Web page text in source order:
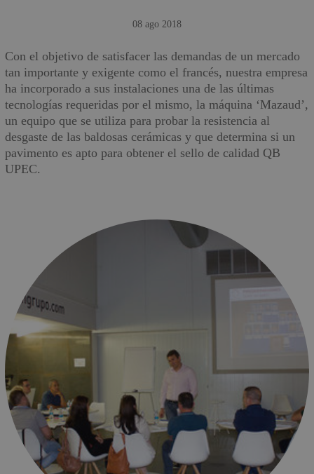
08 ago 2018
Con el objetivo de satisfacer las demandas de un mercado
tan importante y exigente como el francés, nuestra empresa
ha incorporado a sus instalaciones una de las últimas
tecnologías requeridas por el mismo, la máquina ‘Mazaud’,
un equipo que se utiliza para probar la resistencia al
desgaste de las baldosas cerámicas y que determina si un
pavimento es apto para obtener el sello de calidad QB
UPEC.